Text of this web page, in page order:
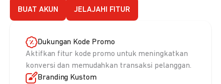
BUAT AKUN JELAJAHI FITUR
Dukungan Kode Promo
Aktifkan fitur kode promo untuk meningkatkan
konversi dan memudahkan transaksi pelanggan.
Branding Kustom